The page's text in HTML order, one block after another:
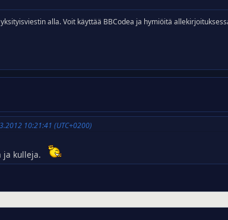
alla. Voit käyttää BBCodea ja hymiöitä
10:21:41 (UTC+0200)
ja kulleja.